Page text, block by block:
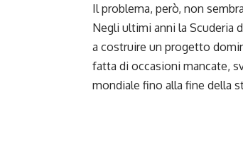
Il problema, però, non
Negli ultimi anni la Scuderia
a costruire un progetto
fatta di occasioni mancate,
mondiale fino alla fine della